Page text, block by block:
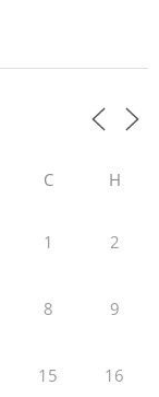
С Н
1 2
8 9
15 16